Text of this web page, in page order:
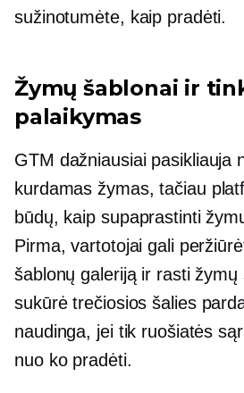
sužinotumėte, kaip pradėti.
Žymų šablonai ir
palaikymas
GTM dažniausiai pasikliauja
kurdamas žymas, tačiau
būdų, kaip supaprastinti
Pirma, vartotojai gali
šablonų galeriją ir rasti
sukūrėtrečiosios šalies
naudinga, jei tik ruošiatės
nuo ko pradėti.